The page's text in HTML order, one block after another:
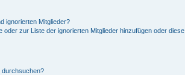
ignorierten Mitglieder?
oder zur Liste der ignorierten Mitglieder hinzufügen oder diese
durchsuchen?